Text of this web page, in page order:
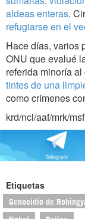
aldeas enteras.
refugiarse en el
Hace días, varios
ONU que evalué
referida minoría
tintes de una
como crímenes
krd/ncl/aaf/mrk/msf
Etiquetas
Genocidio de